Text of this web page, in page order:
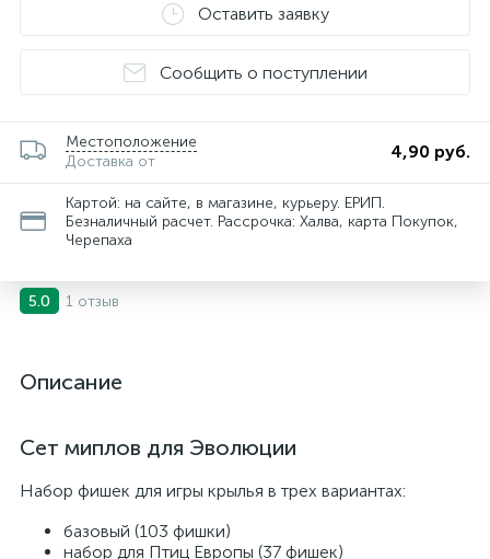
Оставить заявку
Сообщить о поступлении
Местоположение
Доставка от
4,90 руб.
Картой: на сайте, в магазине, курьеру. ЕРИП.
Безналичный расчет. Рассрочка: Халва, карта Покупок,
Черепаха
5.0 1 отзыв
Описание
Сет миплов для Эволюции
Набор фишек для игры крылья в трех вариантах:
базовый (103 фишки)
набор для Птиц Европы (37 фишек)